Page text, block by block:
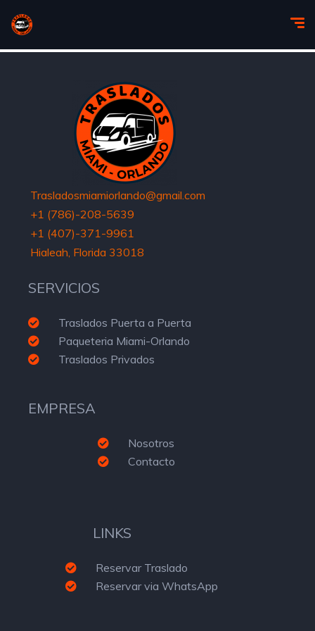
Trasladosmiamiorlando@gmail.com
+1 (786)-208-5639
+1 (407)-371-9961
Hialeah, Florida 33018
SERVICIOS
Traslados Puerta a Puerta
Paqueteria Miami-Orlando
Traslados Privados
EMPRESA
Nosotros
Contacto
LINKS
Reservar Traslado
Reservar via WhatsApp